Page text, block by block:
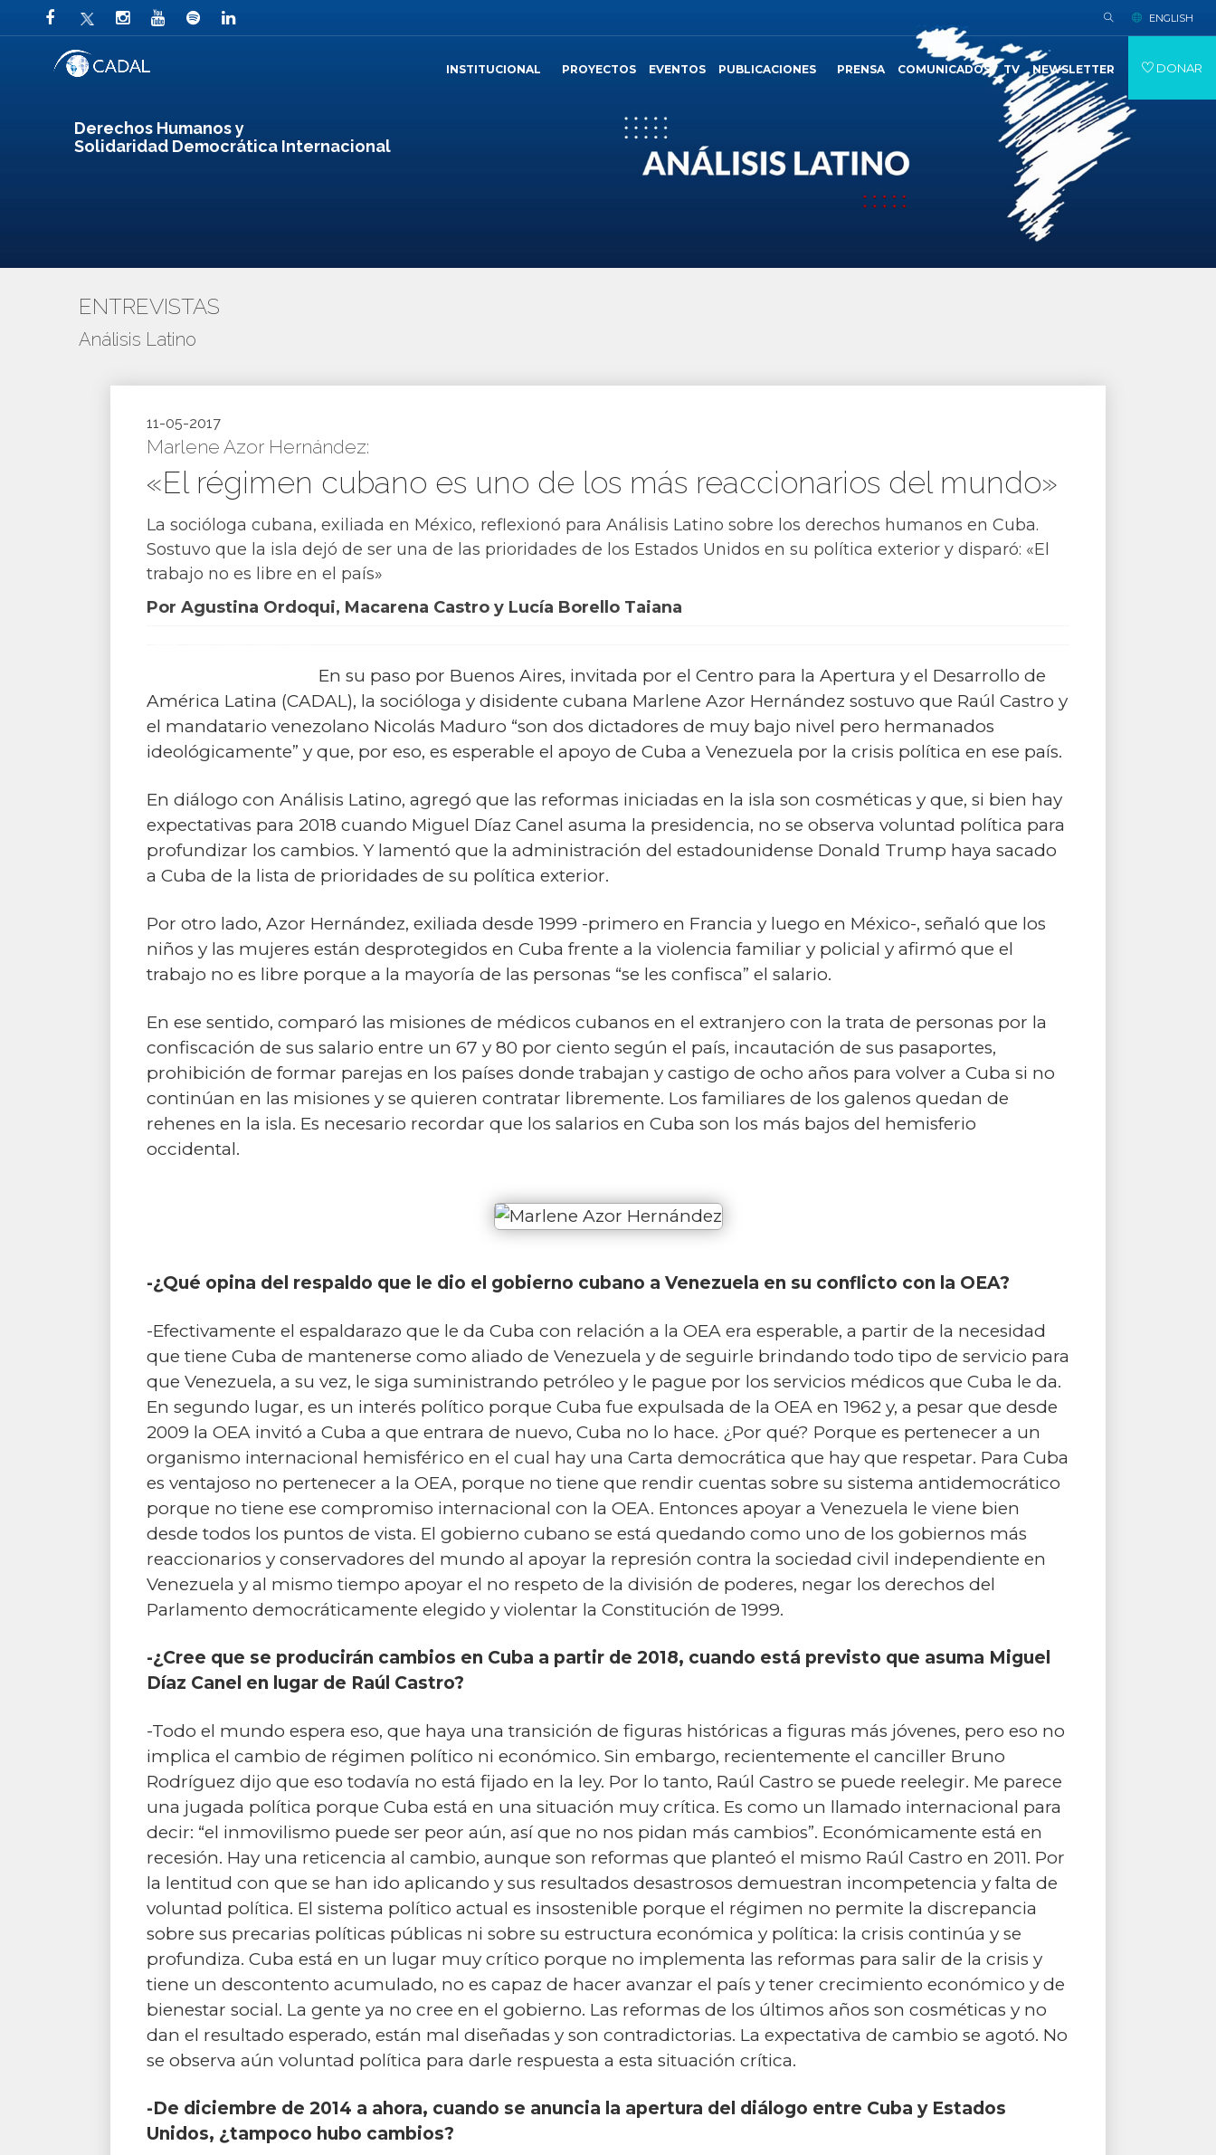
Derechos Humanos y
Solidaridad Democrática Internacional
ENGLISH
INSTITUCIONAL PROYECTOS EVENTOS PUBLICACIONES PRENSA COMUNICADOS TV NEWSLETTER DONAR
ENTREVISTAS
Análisis Latino
11-05-2017
Marlene Azor Hernández:
«El régimen cubano es uno de los más reaccionarios del mundo»
La socióloga cubana, exiliada en México, reflexionó para Análisis Latino sobre los derechos humanos en Cuba.
Sostuvo que la isla dejó de ser una de las prioridades de los Estados Unidos en su política exterior y disparó: «El
trabajo no es libre en el país»
Por Agustina Ordoqui, Macarena Castro y Lucía Borello Taiana
En su paso por Buenos Aires, invitada por el Centro para la Apertura y el Desarrollo de
América Latina (CADAL), la socióloga y disidente cubana Marlene Azor Hernández sostuvo que Raúl Castro y
el mandatario venezolano Nicolás Maduro “son dos dictadores de muy bajo nivel pero hermanados
ideológicamente” y que, por eso, es esperable el apoyo de Cuba a Venezuela por la crisis política en ese país.
En diálogo con Análisis Latino, agregó que las reformas iniciadas en la isla son cosméticas y que, si bien hay
expectativas para 2018 cuando Miguel Díaz Canel asuma la presidencia, no se observa voluntad política para
profundizar los cambios. Y lamentó que la administración del estadounidense Donald Trump haya sacado
a Cuba de la lista de prioridades de su política exterior.
Por otro lado, Azor Hernández, exiliada desde 1999 -primero en Francia y luego en México-, señaló que los
niños y las mujeres están desprotegidos en Cuba frente a la violencia familiar y policial y afirmó que el
trabajo no es libre porque a la mayoría de las personas “se les confisca” el salario.
En ese sentido, comparó las misiones de médicos cubanos en el extranjero con la trata de personas por la
confiscación de sus salario entre un 67 y 80 por ciento según el país, incautación de sus pasaportes,
prohibición de formar parejas en los países donde trabajan y castigo de ocho años para volver a Cuba si no
continúan en las misiones y se quieren contratar libremente. Los familiares de los galenos quedan de
rehenes en la isla. Es necesario recordar que los salarios en Cuba son los más bajos del hemisferio
occidental.
-¿Qué opina del respaldo que le dio el gobierno cubano a Venezuela en su conflicto con la OEA?
-Efectivamente el espaldarazo que le da Cuba con relación a la OEA era esperable, a partir de la necesidad
que tiene Cuba de mantenerse como aliado de Venezuela y de seguirle brindando todo tipo de servicio para
que Venezuela, a su vez, le siga suministrando petróleo y le pague por los servicios médicos que Cuba le da.
En segundo lugar, es un interés político porque Cuba fue expulsada de la OEA en 1962 y, a pesar que desde
2009 la OEA invitó a Cuba a que entrara de nuevo, Cuba no lo hace. ¿Por qué? Porque es pertenecer a un
organismo internacional hemisférico en el cual hay una Carta democrática que hay que respetar. Para Cuba
es ventajoso no pertenecer a la OEA, porque no tiene que rendir cuentas sobre su sistema antidemocrático
porque no tiene ese compromiso internacional con la OEA. Entonces apoyar a Venezuela le viene bien
desde todos los puntos de vista. El gobierno cubano se está quedando como uno de los gobiernos más
reaccionarios y conservadores del mundo al apoyar la represión contra la sociedad civil independiente en
Venezuela y al mismo tiempo apoyar el no respeto de la división de poderes, negar los derechos del
Parlamento democráticamente elegido y violentar la Constitución de 1999.
-¿Cree que se producirán cambios en Cuba a partir de 2018, cuando está previsto que asuma Miguel
Díaz Canel en lugar de Raúl Castro?
-Todo el mundo espera eso, que haya una transición de figuras históricas a figuras más jóvenes, pero eso no
implica el cambio de régimen político ni económico. Sin embargo, recientemente el canciller Bruno
Rodríguez dijo que eso todavía no está fijado en la ley. Por lo tanto, Raúl Castro se puede reelegir. Me parece
una jugada política porque Cuba está en una situación muy crítica. Es como un llamado internacional para
decir: “el inmovilismo puede ser peor aún, así que no nos pidan más cambios”. Económicamente está en
recesión. Hay una reticencia al cambio, aunque son reformas que planteó el mismo Raúl Castro en 2011. Por
la lentitud con que se han ido aplicando y sus resultados desastrosos demuestran incompetencia y falta de
voluntad política. El sistema político actual es insostenible porque el régimen no permite la discrepancia
sobre sus precarias políticas públicas ni sobre su estructura económica y política: la crisis continúa y se
profundiza. Cuba está en un lugar muy crítico porque no implementa las reformas para salir de la crisis y
tiene un descontento acumulado, no es capaz de hacer avanzar el país y tener crecimiento económico y de
bienestar social. La gente ya no cree en el gobierno. Las reformas de los últimos años son cosméticas y no
dan el resultado esperado, están mal diseñadas y son contradictorias. La expectativa de cambio se agotó. No
se observa aún voluntad política para darle respuesta a esta situación crítica.
-De diciembre de 2014 a ahora, cuando se anuncia la apertura del diálogo entre Cuba y Estados
Unidos, ¿tampoco hubo cambios?